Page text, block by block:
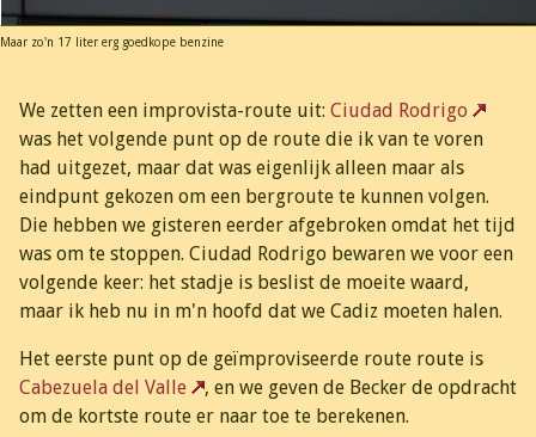
Maar zo'n 17 liter erg goedkope benzine
We zetten een improvista-route uit: Ciudad Rodrigo
was het volgende punt op de route die ik van te voren
had uitgezet, maar dat was eigenlijk alleen maar als
eindpunt gekozen om een bergroute te kunnen volgen.
Die hebben we gisteren eerder afgebroken omdat het tijd
was om te stoppen. Ciudad Rodrigo bewaren we voor een
volgende keer: het stadje is beslist de moeite waard,
maar ik heb nu in m'n hoofd dat we Cadiz moeten halen.
Het eerste punt op de geïmproviseerde route route is
Cabezuela del Valle
, en we geven de Becker de opdracht
om de kortste route er naar toe te berekenen.